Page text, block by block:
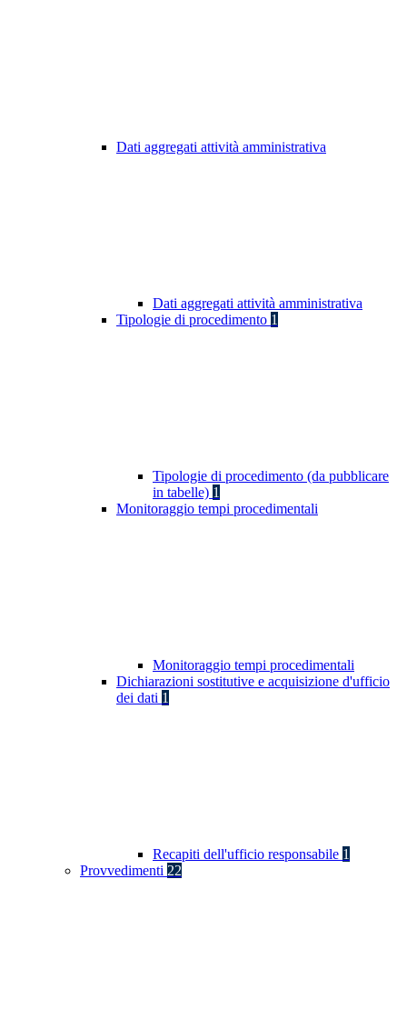
Dati aggregati attività amministrativa
Dati aggregati attività amministrativa
Tipologie di procedimento 1
Tipologie di procedimento (da pubblicare
in tabelle) 1
Monitoraggio tempi procedimentali
Monitoraggio tempi procedimentali
Dichiarazioni sostitutive e acquisizione d'ufficio
dei dati 1
Recapiti dell'ufficio responsabile 1
Provvedimenti 22